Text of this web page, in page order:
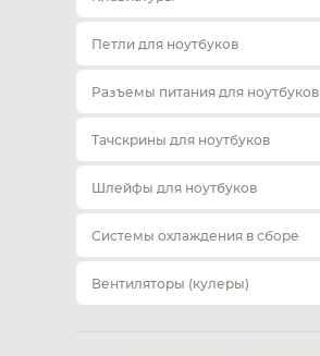
Петли для ноутбуков
Разъемы питания для ноутбуков
Тачскрины для ноутбуков
Шлейфы для ноутбуков
Системы охлаждения в сборе
Вентиляторы (кулеры)